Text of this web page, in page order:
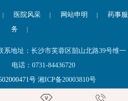
医院风采 网站申明
药事服
务
地址：长沙市芙蓉区韶山北路39号维一
电话：0731-84436720
号 湘ICP备20003810号